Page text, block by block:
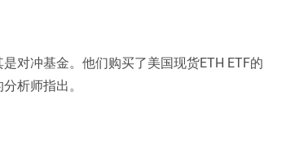
对冲基金。他们购买了美国现货ETH ETF的
析师指出。